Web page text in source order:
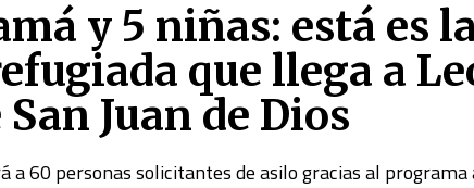
y 5 niñas: está es
que llega a
Juan de Dios
a 60 personas solicitantes de asilo gracias al